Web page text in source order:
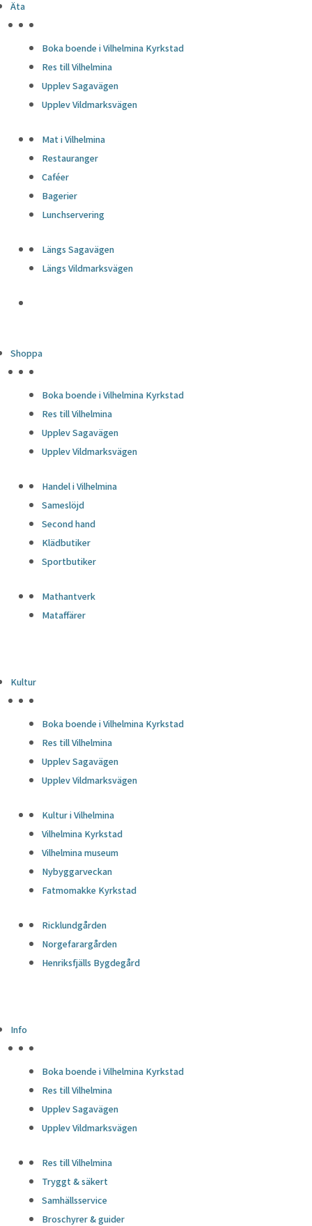
Äta
Boka boende i Vilhelmina Kyrkstad
Res till Vilhelmina
Upplev Sagavägen
Upplev Vildmarksvägen
Mat i Vilhelmina
Restauranger
Caféer
Bagerier
Lunchservering
Längs Sagavägen
Längs Vildmarksvägen
Shoppa
Boka boende i Vilhelmina Kyrkstad
Res till Vilhelmina
Upplev Sagavägen
Upplev Vildmarksvägen
Handel i Vilhelmina
Sameslöjd
Second hand
Klädbutiker
Sportbutiker
Mathantverk
Mataffärer
Kultur
Boka boende i Vilhelmina Kyrkstad
Res till Vilhelmina
Upplev Sagavägen
Upplev Vildmarksvägen
Kultur i Vilhelmina
Vilhelmina Kyrkstad
Vilhelmina museum
Nybyggarveckan
Fatmomakke Kyrkstad
Ricklundgården
Norgefarargården
Henriksfjälls Bygdegård
Info
Boka boende i Vilhelmina Kyrkstad
Res till Vilhelmina
Upplev Sagavägen
Upplev Vildmarksvägen
Res till Vilhelmina
Tryggt & säkert
Samhällsservice
Broschyrer & guider